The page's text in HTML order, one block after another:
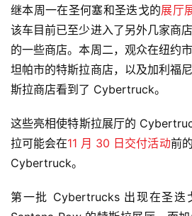
继本周一在圣何塞和圣迭戈的展厅
该车目前已至少进入了另外几家商
的一些商店。本周二，观众在纽约
坦帕市的特斯拉商店，以及加利福
斯拉商店看到了 Cybertruck。
这些亮相使特斯拉展厅的
拉可能会在11 月 30 日交付活动前
Cybertruck。
第一批 Cybertrucks 出现在圣迭